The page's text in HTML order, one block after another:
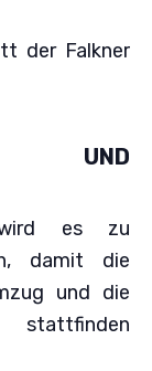
der Falkner
UND
es zu
damit die
und die
stattfinden